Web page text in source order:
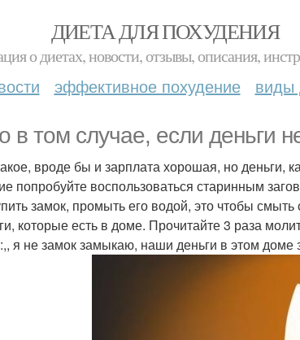
ДИЕТА ДЛЯ ПОХУДЕНИЯ
о диетах, новости, отзывы, описания,
эффективное похудение виды
в том случае, если деньги
вроде бы и зарплата хорошая, но деньги,
попробуйте воспользоваться старинным
замок, промыть его водой, это чтобы
которые есть в доме. Прочитайте 3 раза
я не замок замыкаю, наши деньги в этом